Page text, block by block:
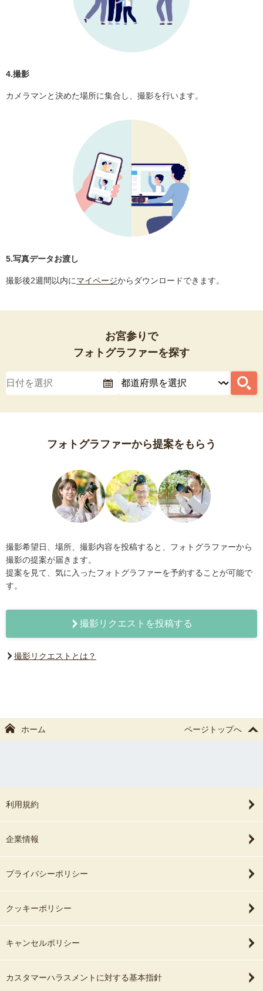
4.撮影
カメラマンと決めた場所に集合し、撮影を行います。
5.写真データお渡し
撮影後2週間以内にマイページからダウンロードできます。
お宮参りで
フォトグラファーを探す
フォトグラファーから提案をもらう
撮影希望日、場所、撮影内容を投稿すると、フォトグラファーから
撮影の提案が届きます。
提案を見て、気に入ったフォトグラファーを予約することが可能で
す。
撮影リクエストを投稿する
撮影リクエストとは？
ホーム ページトップへ
利用規約
企業情報
プライバシーポリシー
クッキーポリシー
キャンセルポリシー
カスタマーハラスメントに対する基本指針